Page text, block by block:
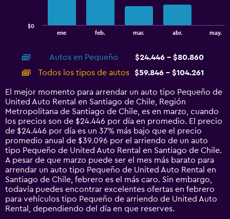
displaying
categories.
Range:
14
categories.
The
chart
has
1
Y
axis
displaying
values.
Range:
0
to
120000.
ene feb. mar. abr. may.
$0
Autos en Pequeño
$24.446 - $80.860
Todos los tipos de autos
$59.846 - $104.261
El mejor momento para arrendar un auto tipo Pequeño de
United Auto Rental en Santiago de Chile, Región
Metropolitana de Santiago de Chile, es en marzo, cuando
los precios son de $24.446 por día en promedio. El precio
de $24.446 por día es un 37% más bajo que el precio
promedio anual de $39.096 por el arriendo de un auto
tipo Pequeño de United Auto Rental en Santiago de Chile.
A pesar de que marzo puede ser el mes más barato para
arrendar un auto tipo Pequeño de United Auto Rental en
Santiago de Chile, febrero es el más caro. Sin embargo,
todavía puedes encontrar excelentes ofertas en febrero
para vehículos tipo Pequeño de arriendo de United Auto
Rental, dependiendo del día en que reserves.